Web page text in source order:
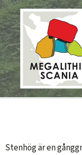
Skip
to
content
Stenhög är en